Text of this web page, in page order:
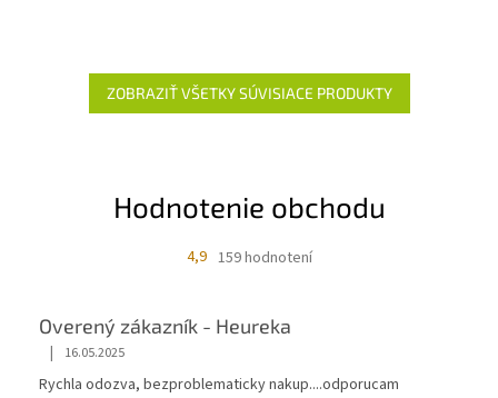
ZOBRAZIŤ VŠETKY SÚVISIACE PRODUKTY
Hodnotenie obchodu
4,9 159 hodnotení
Overený zákazník - Heureka
| 16.05.2025
Rychla odozva, bezproblematicky nakup....odporucam